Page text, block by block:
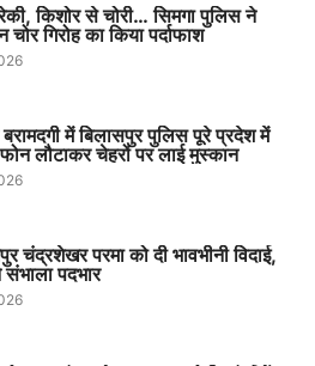
किशोर से चोरी… सिमगा पुलिस ने
गिरोह का किया पर्दाफाश
में बिलासपुर पुलिस पूरे प्रदेश में
लौटाकर चेहरों पर लाई मुस्कान
चंद्रशेखर परमा को दी भावभीनी विदाई,
पदभार